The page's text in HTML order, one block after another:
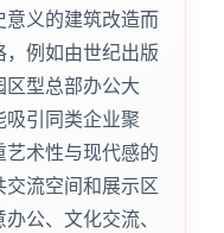
义的建筑改造而
例如由世纪出版
型总部办公大
引同类企业聚
术性与现代感的
流空间和展示区
公、文化交流、